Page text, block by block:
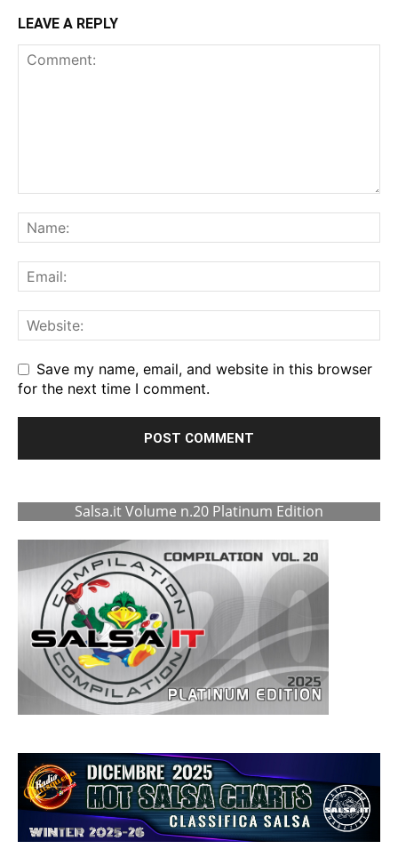
LEAVE A REPLY
Save my name, email, and website in this browser
for the next time I comment.
Salsa.it Volume n.20 Platinum Edition